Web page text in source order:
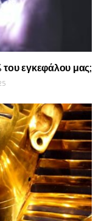
του εγκεφάλου μας;